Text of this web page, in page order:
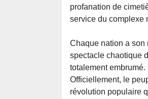
profanation de
service du complexe
Chaque nation a son
spectacle chaotique
totalement embrumé.
Officiellement, le
révolution populaire